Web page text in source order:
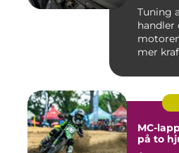
Tuning
handler
mer
MC-
på to